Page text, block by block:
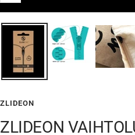
ZLIDEON
ZLIDEON